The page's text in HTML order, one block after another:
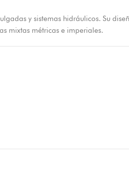
y sistemas hidráulicos. Su
mixtas métricas e imperiales.